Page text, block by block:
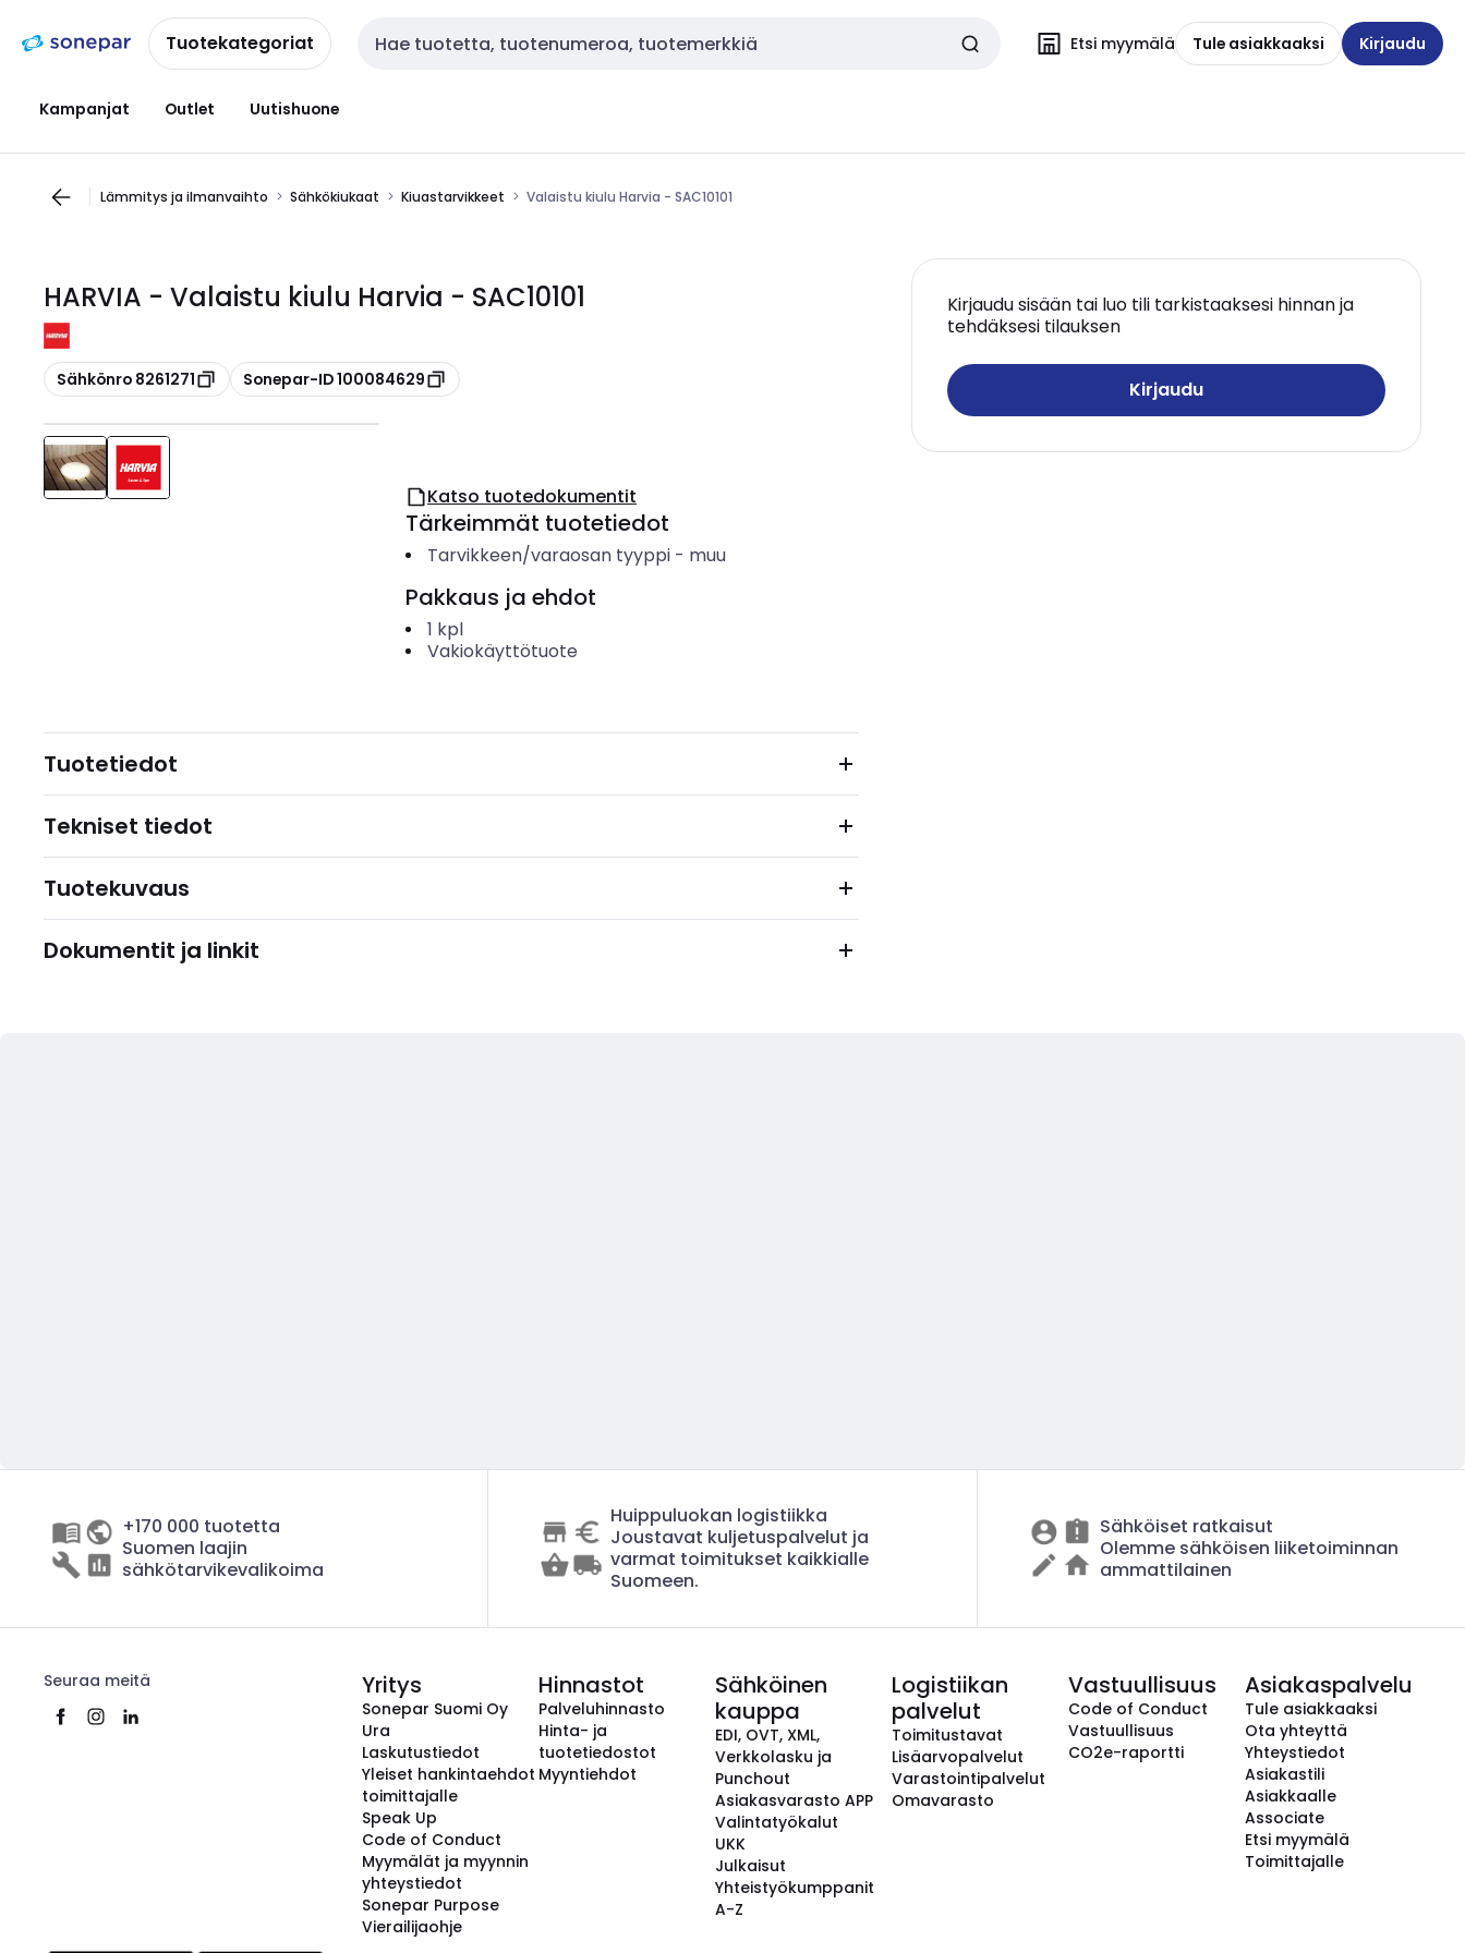
navigointiinsisältöönTuotekategoriat Haku Etsi myymälä Tule asiakkaaksi Kirjaudu
Kampanjat Outlet Uutishuone
Lämmitys ja ilmanvaihto Sähkökiukaat Kiuastarvikkeet Valaistu kiulu Harvia - SAC10101
HARVIA - Valaistu kiulu Harvia - SAC10101
Kopioi
Sähkönro 8261271 Kopioi
Sonepar-ID 100084629
Kirjaudu sisään tai luo tili tarkistaaksesi hinnan ja
tehdäksesi tilauksen
Kirjaudu
Katso tuotedokumentit
Tärkeimmät tuotetiedot
Tarvikkeen/varaosan tyyppi- muu
Pakkaus ja ehdot
1 kpl
Vakiokäyttötuote
Tuotetiedot
Tekniset tiedot
Tuotekuvaus
Dokumentit ja linkit
+170 000 tuotetta
Suomen laajin
sähkötarvikevalikoima
Huippuluokan logistiikka
Joustavat kuljetuspalvelut ja
varmat toimitukset kaikkialle
Suomeen.
Sähköiset ratkaisut
Olemme sähköisen liiketoiminnan
ammattilainen
Seuraa meitä Yritys
Sonepar Suomi Oy
Ura
Laskutustiedot
Yleiset hankintaehdot
toimittajalle
Speak Up
Code of Conduct
Myymälät ja myynnin
yhteystiedot
Sonepar Purpose
Vierailijaohje
Hinnastot
Palveluhinnasto
Hinta- ja
tuotetiedostot
Myyntiehdot
Sähköinen
kauppa
EDI, OVT, XML,
Verkkolasku ja
Punchout
Asiakasvarasto APP
Valintatyökalut
UKK
Julkaisut
Yhteistyökumppanit
A-Z
Logistiikan
palvelut
Toimitustavat
Lisäarvopalvelut
Varastointipalvelut
Omavarasto
Vastuullisuus
Code of Conduct
Vastuullisuus
CO2e-raportti
Asiakaspalvelu
Tule asiakkaaksi
Ota yhteyttä
Yhteystiedot
Asiakastili
Asiakkaalle
Associate
Etsi myymälä
Toimittajalle